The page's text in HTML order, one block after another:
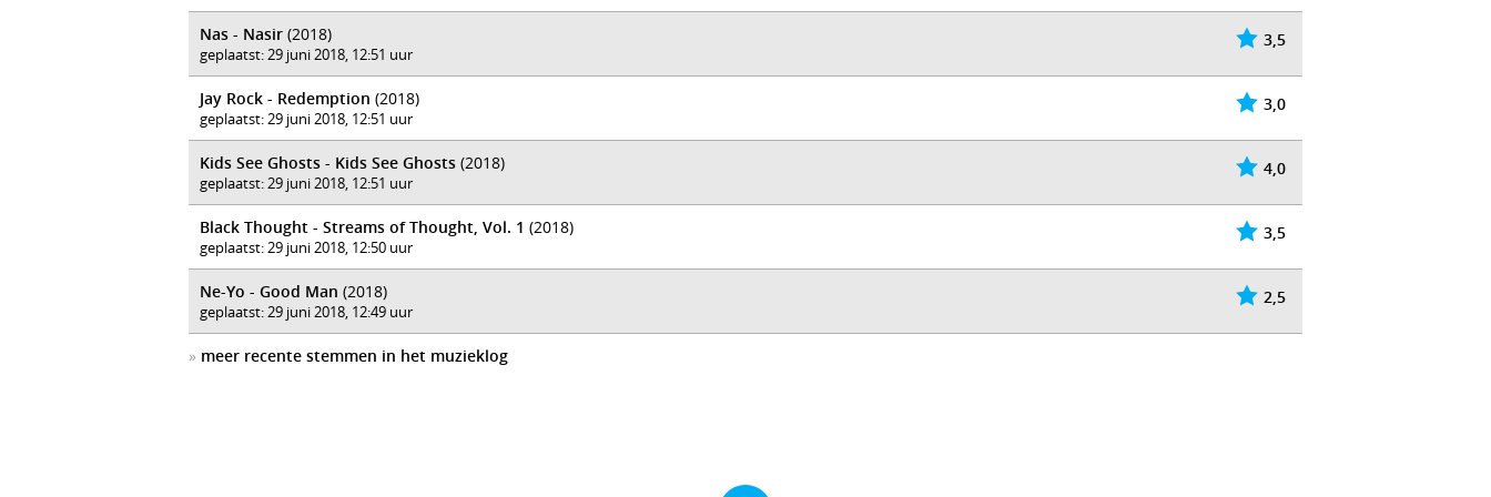
3,5
Nas - Nasir (2018)
geplaatst: 29 juni 2018, 12:51 uur
3,0
Jay Rock - Redemption (2018)
geplaatst: 29 juni 2018, 12:51 uur
4,0
Kids See Ghosts - Kids See Ghosts (2018)
geplaatst: 29 juni 2018, 12:51 uur
3,5
Black Thought - Streams of Thought, Vol. 1 (2018)
geplaatst: 29 juni 2018, 12:50 uur
2,5
Ne-Yo - Good Man (2018)
geplaatst: 29 juni 2018, 12:49 uur
» meer recente stemmen in het muzieklog